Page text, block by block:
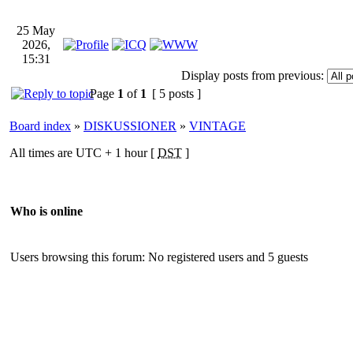
25 May
2026,
15:31
Display posts from previous:
Page 1 of 1 [ 5 posts ]
Board index » DISKUSSIONER » VINTAGE
All times are UTC + 1 hour [ DST ]
Who is online
Users browsing this forum: No registered users and 5 guests